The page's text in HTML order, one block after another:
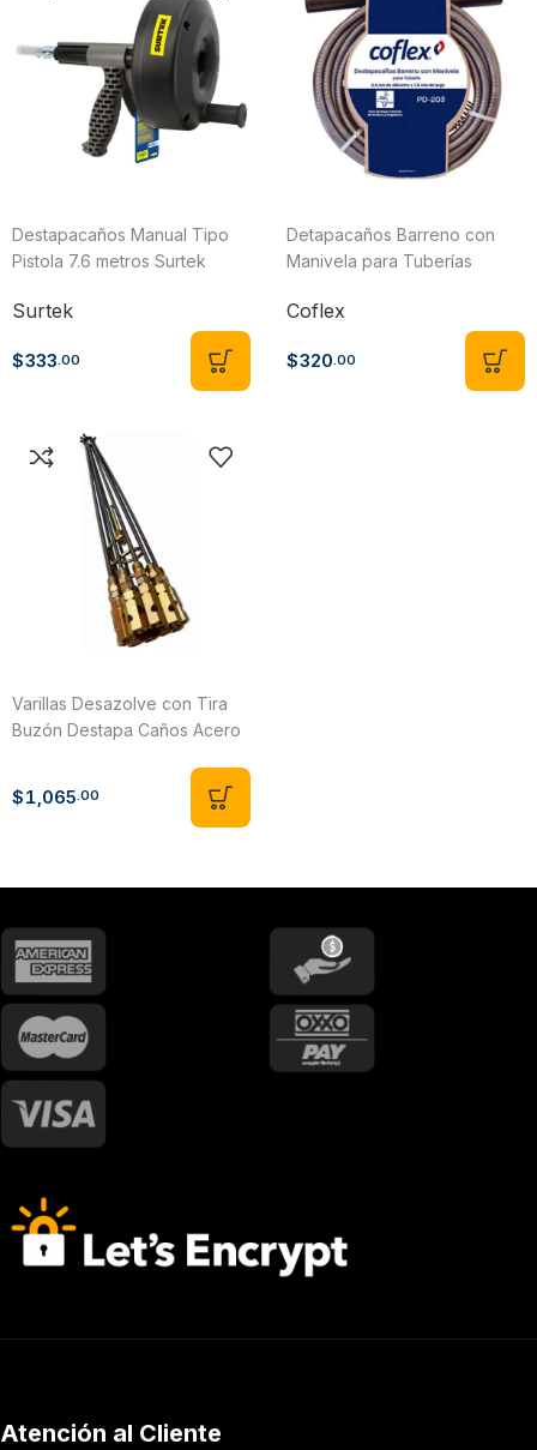
Destapacaños Manual Tipo
Pistola 7.6 metros Surtek
Surtek
$333 .00
Detapacaños Barreno con
Manivela para Tuberías
Coflex
$320 .00
Varillas Desazolve con Tira
Buzón Destapa Caños Acero
$1,065.00
Atención al Cliente